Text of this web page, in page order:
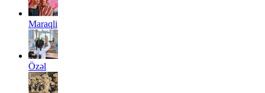
Maraqli
Özəl